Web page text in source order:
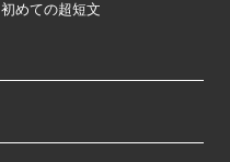
初めての超短文